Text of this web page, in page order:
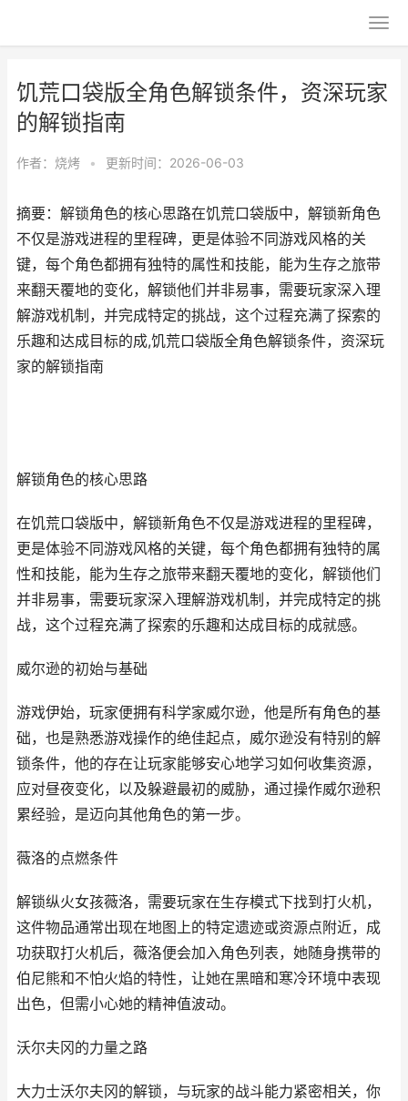
饥荒口袋版全角色解锁条件，资深玩家
的解锁指南
作者： 烧烤 • 更新时间：2026-06-03
摘要：解锁角色的核心思路在饥荒口袋版中，解锁新角色
不仅是游戏进程的里程碑，更是体验不同游戏风格的关
键，每个角色都拥有独特的属性和技能，能为生存之旅带
来翻天覆地的变化，解锁他们并非易事，需要玩家深入理
解游戏机制，并完成特定的挑战，这个过程充满了探索的
乐趣和达成目标的成,饥荒口袋版全角色解锁条件，资深玩
家的解锁指南
解锁角色的核心思路
在饥荒口袋版中，解锁新角色不仅是游戏进程的里程碑，
更是体验不同游戏风格的关键，每个角色都拥有独特的属
性和技能，能为生存之旅带来翻天覆地的变化，解锁他们
并非易事，需要玩家深入理解游戏机制，并完成特定的挑
战，这个过程充满了探索的乐趣和达成目标的成就感。
威尔逊的初始与基础
游戏伊始，玩家便拥有科学家威尔逊，他是所有角色的基
础，也是熟悉游戏操作的绝佳起点，威尔逊没有特别的解
锁条件，他的存在让玩家能够安心地学习如何收集资源，
应对昼夜变化，以及躲避最初的威胁，通过操作威尔逊积
累经验，是迈向其他角色的第一步。
薇洛的点燃条件
解锁纵火女孩薇洛，需要玩家在生存模式下找到打火机，
这件物品通常出现在地图上的特定遗迹或资源点附近，成
功获取打火机后，薇洛便会加入角色列表，她随身携带的
伯尼熊和不怕火焰的特性，让她在黑暗和寒冷环境中表现
出色，但需小心她的精神值波动。
沃尔夫冈的力量之路
大力士沃尔夫冈的解锁，与玩家的战斗能力紧密相关，你